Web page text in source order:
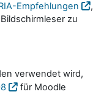
Empfehlungen
,
zu
verwendet wird,
für Moodle